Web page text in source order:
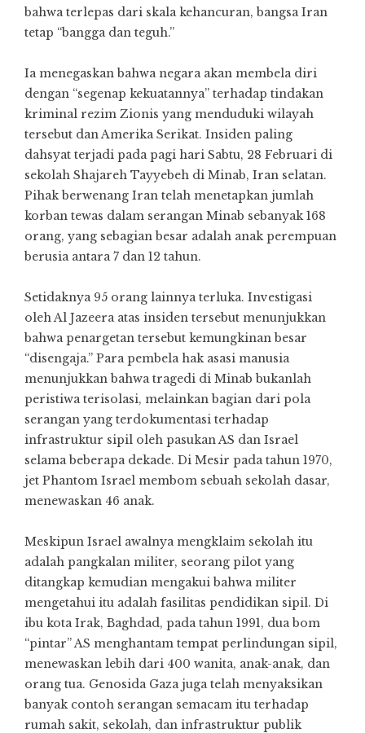
bahwa terlepas dari skala kehancuran, bangsa Iran
tetap “bangga dan teguh.”
Ia menegaskan bahwa negara akan membela diri
dengan “segenap kekuatannya” terhadap tindakan
kriminal rezim Zionis yang menduduki wilayah
tersebut dan Amerika Serikat. Insiden paling
dahsyat terjadi pada pagi hari Sabtu, 28 Februari di
sekolah Shajareh Tayyebeh di Minab, Iran selatan.
Pihak berwenang Iran telah menetapkan jumlah
korban tewas dalam serangan Minab sebanyak 168
orang, yang sebagian besar adalah anak perempuan
berusia antara 7 dan 12 tahun.
Setidaknya 95 orang lainnya terluka. Investigasi
oleh Al Jazeera atas insiden tersebut menunjukkan
bahwa penargetan tersebut kemungkinan besar
“disengaja.” Para pembela hak asasi manusia
menunjukkan bahwa tragedi di Minab bukanlah
peristiwa terisolasi, melainkan bagian dari pola
serangan yang terdokumentasi terhadap
infrastruktur sipil oleh pasukan AS dan Israel
selama beberapa dekade. Di Mesir pada tahun 1970,
jet Phantom Israel membom sebuah sekolah dasar,
menewaskan 46 anak.
Meskipun Israel awalnya mengklaim sekolah itu
adalah pangkalan militer, seorang pilot yang
ditangkap kemudian mengakui bahwa militer
mengetahui itu adalah fasilitas pendidikan sipil. Di
ibu kota Irak, Baghdad, pada tahun 1991, dua bom
“pintar” AS menghantam tempat perlindungan sipil,
menewaskan lebih dari 400 wanita, anak-anak, dan
orang tua. Genosida Gaza juga telah menyaksikan
banyak contoh serangan semacam itu terhadap
rumah sakit, sekolah, dan infrastruktur publik